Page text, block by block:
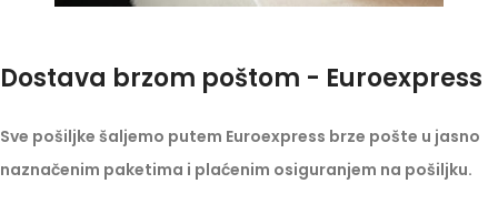
Dostava brzom poštom - Euroexpress
Sve pošiljke šaljemo putem Euroexpress brze pošte u jasno
naznačenim paketima i plaćenim osiguranjem na pošiljku.